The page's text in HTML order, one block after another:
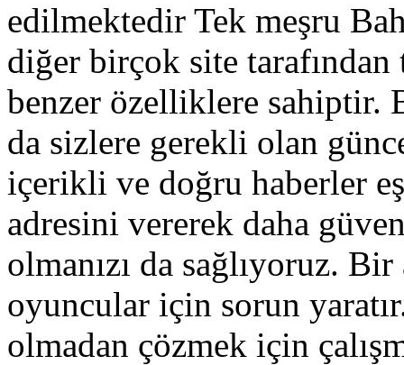
edilmektedir Tek meşru
diğer birçok site
benzer özelliklere sahiptir.
da sizlere gerekli olan
içerikli ve doğru haberler
adresini vererek daha
olmanızı da sağlıyoruz.
oyuncular için sorun
olmadan çözmek için